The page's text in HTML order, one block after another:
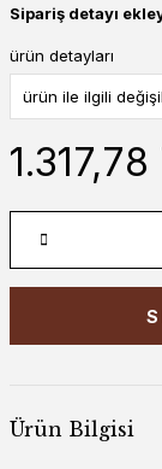
Sipariş detayı
ürün detayları
Ürün Bilgisi